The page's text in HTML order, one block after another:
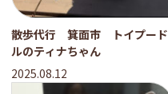
散歩代行 箕面市 トイプード
ルのティナちゃん
2025.08.12